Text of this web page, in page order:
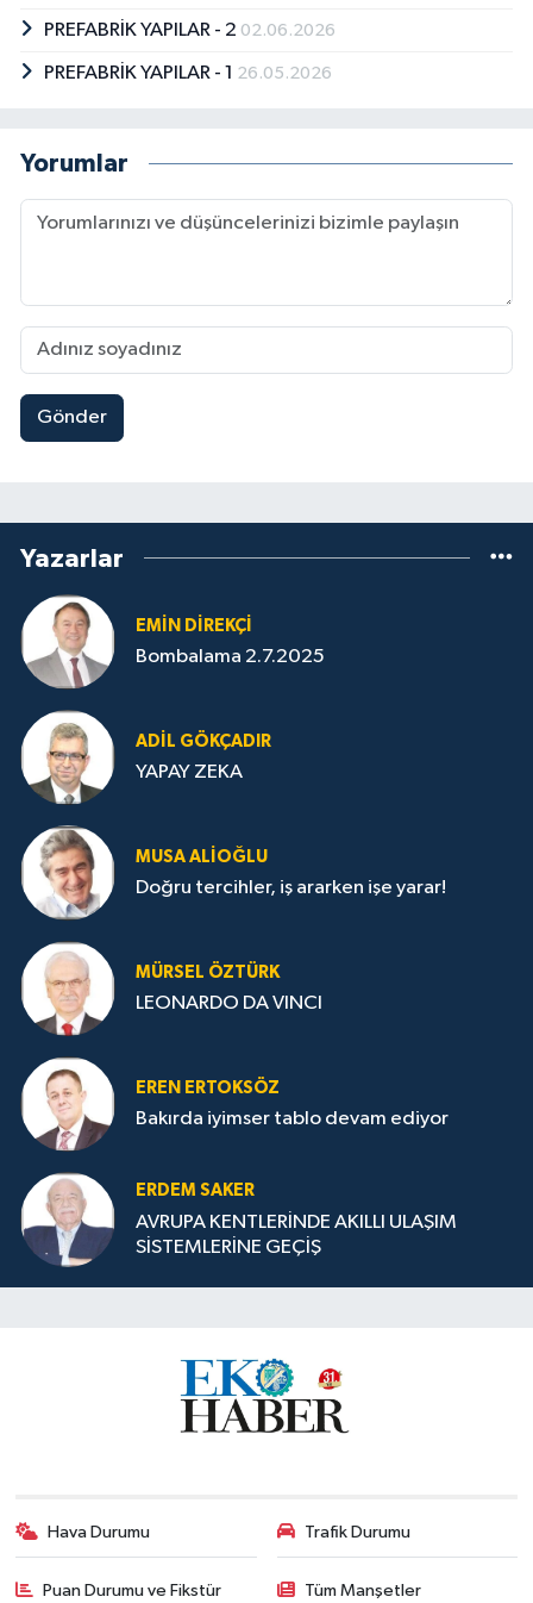
PREFABRİK YAPILAR - 2 02.06.2026
PREFABRİK YAPILAR - 1 26.05.2026
Yorumlar
Gönder
Yazarlar
EMIN DIREKÇI
Bombalama 2.7.2025
ADIL GÖKÇADIR
YAPAY ZEKA
MUSA ALIOĞLU
Doğru tercihler, iş ararken işe yarar!
MÜRSEL ÖZTÜRK
LEONARDO DA VINCI
EREN ERTOKSÖZ
Bakırda iyimser tablo devam ediyor
ERDEM SAKER
AVRUPA KENTLERİNDE AKILLI ULAŞIM
SİSTEMLERİNE GEÇİŞ
Hava Durumu Trafik Durumu
Puan Durumu ve Fikstür Tüm Manşetler